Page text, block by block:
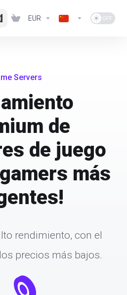
EUR
Servers
de
de juego
más
rendimiento, con el
precios más bajos.